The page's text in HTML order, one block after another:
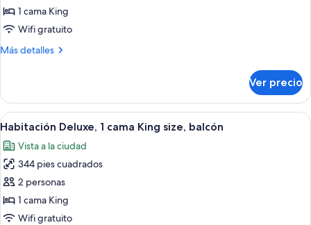
Suite
superior
1 cama King
Wifi gratuito
Más detalles
Más
superior
Ver precio
Abrir
todas
las
fotos
de
Habitación
Deluxe,
Habitación de hotel con una cama
6
Habitación Deluxe, 1 cama King size, balcón
Vista a la ciudad
344 pies cuadrados
2 personas
1 cama King
Wifi gratuito